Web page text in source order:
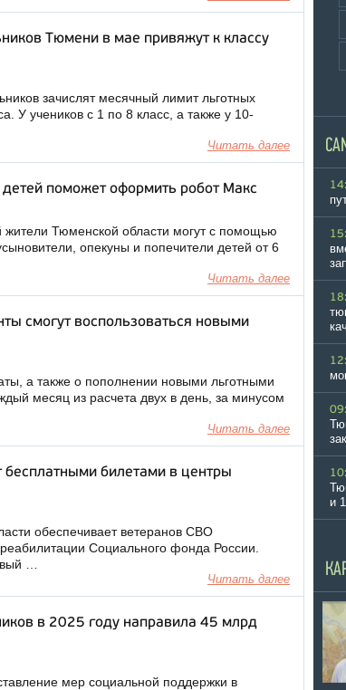
Тюмени в мае привяжут к классу
зачислят месячный лимит льготных
У учеников с 1 по 8 класс, а также у 10-
Читать далее
детей поможет оформить робот Макс
жители Тюменской области могут с помощью
опекуны и попечители детей от 6
Читать далее
смогут воспользоваться новыми
а также о пополнении новыми льготными
месяц из расчета двух в день, за минусом
Читать далее
билетами в центры
обеспечивает ветеранов СВО
Социального фонда России.
…
Читать далее
в 2025 году направила 45 млрд
мер социальной поддержки в
и